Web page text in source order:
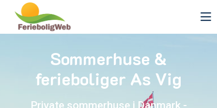
Sommerhuse &
ferieboliger As Vig
Private sommerhuse i Danmark -